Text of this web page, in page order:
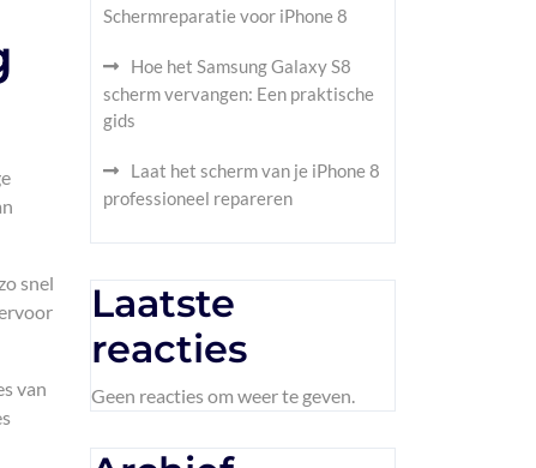
snel
van
Schermreparatie voor iPhone 8
Hoe het Samsung Galaxy S8
scherm vervangen: Een praktische
gids
Laat het scherm van je iPhone 8
professioneel repareren
Laatste
reacties
Geen reacties om weer te geven.